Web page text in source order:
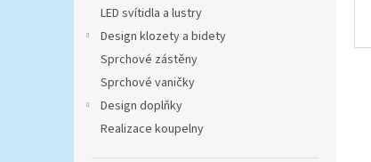
LED svítidla a lustry
Design klozety a bidety
Sprchové zástěny
Sprchové vaničky
Design doplňky
Realizace koupelny